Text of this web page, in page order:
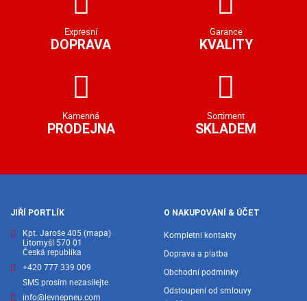
Expresní
DOPRAVA
Garance
KVALITY
Kamenná
PRODEJNA
Sortiment
SKLADEM
JIŘÍ PORTLÍK
Kpt. Jaroše 405(mapa)
Litomyšl 570 01
Česká republika
+420 777 339 009
SMS prosím nezasílejte.
info@levnepneu.com
O NAKUPOVÁNÍ & ÚČET
Kompletní kontakty
Doprava a platba
Obchodní podmínky
Odstoupení od smlouvy